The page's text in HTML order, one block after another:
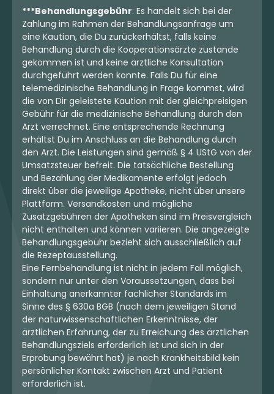
***Behandlungsgebühr: Es handelt sich bei der
Zahlung im Rahmen der Behandlungsanfrage um
eine Kaution, die Du zurückerhältst, falls keine
Behandlung durch die Kooperationsärzte zustande
gekommen ist und keine ärztliche Konsultation
durchgeführt werden konnte. Falls Du für eine
telemedizinische Behandlung in Frage kommst, wird
die von Dir geleistete Kaution mit der gleichpreisigen
Gebühr für die medizinische Behandlung durch den
Arzt verrechnet. Eine entsprechende Rechnung
erhältst Du im Anschluss an die Behandlung durch
den Arzt. Die Leistungen sind gemäß § 4 UStG von der
Umsatzsteuer befreit. Die tatsächliche Bestellung
und Bezahlung der Medikamente erfolgt jedoch
direkt über die jeweilige Apotheke, nicht über unsere
Plattform. Versandkosten und mögliche
Zusatzgebühren der Apotheken sind im Preisvergleich
nicht enthalten und können variieren. Die angezeigte
Behandlungsgebühr bezieht sich ausschließlich auf
die Rezeptausstellung.
Eine Fernbehandlung ist nicht in jedem Fall möglich,
sondern nur unter den Voraussetzungen, dass bei
Einhaltung anerkannter fachlicher Standards im
Sinne des § 630a BGB (nach dem jeweiligen Stand
der naturwissenschaftlichen Erkenntnisse, der
ärztlichen Erfahrung, der zu Erreichung des ärztlichen
Behandlungsziels erforderlich ist und sich in der
Erprobung bewährt hat) je nach Krankheitsbild kein
persönlicher Kontakt zwischen Arzt und Patient
erforderlich ist.